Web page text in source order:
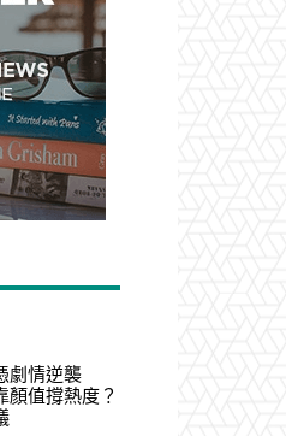
劇情逆襲
顏值撐熱度？